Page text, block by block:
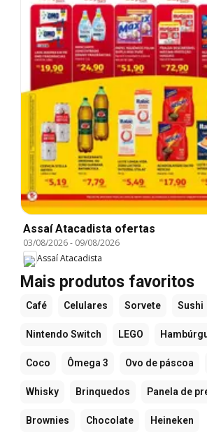
Assaí Atacadista ofertas
03/08/2026- 09/08/2026
Assaí Atacadista
Mais produtos favoritos
Café Celulares Sorvete Sushi
Nintendo Switch LEGO
Coco Ômega 3 Ovo de páscoa
Whisky Brinquedos Panela de
Brownies Chocolate Heineken